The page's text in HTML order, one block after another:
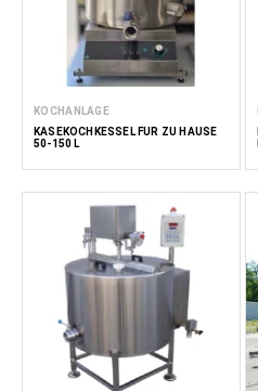
KOCHANLAGE
KÄSEKOCHKESSEL FÜR ZU HAUSE
50-150 L